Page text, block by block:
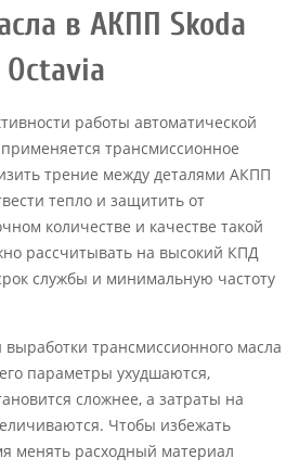
в АКПП Skoda
Octavia
работы автоматической
трансмиссионное
трение между деталями АКПП
тепло и защитить от
количестве и качестве такой
рассчитывать на высокий КПД
службы и минимальную частоту
выработки трансмиссионного масла
параметры ухудшаются,
сложнее, а затраты на
Чтобы избежать
менять расходный материал